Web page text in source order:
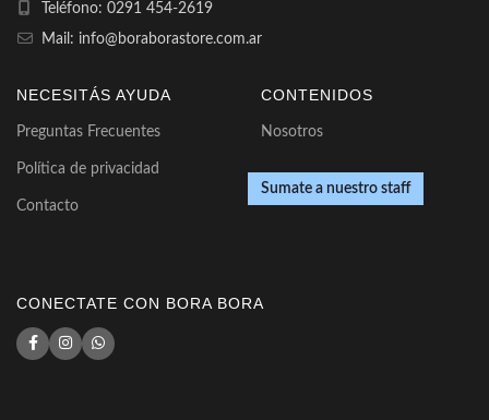
Teléfono: 0291 454-2619
Mail: info@boraborastore.com.ar
NECESITÁS AYUDA
Preguntas Frecuentes
Política de privacidad
Contacto
CONTENIDOS
Nosotros
Sumate a nuestro staff
CONECTATE CON BORA BORA